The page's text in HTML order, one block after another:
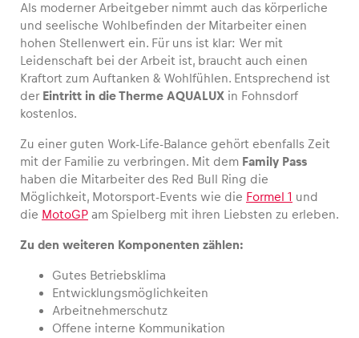
Fahrzeug
Alle anzeigen
Business
Als moderner Arbeitgeber nimmt auch das körperliche
und seelische Wohlbefinden der Mitarbeiter einen
hohen Stellenwert ein. Für uns ist klar: Wer mit
Leidenschaft bei der Arbeit ist, braucht auch einen
Kraftort zum Auftanken & Wohlfühlen. Entsprechend ist
der Eintritt in die Therme AQUALUX in Fohnsdorf
kostenlos.
Zu einer guten Work-Life-Balance gehört ebenfalls Zeit
mit der Familie zu verbringen. Mit dem Family Pass
haben die Mitarbeiter des Red Bull Ring die
Möglichkeit, Motorsport-Events wie die Formel 1 und
die MotoGP am Spielberg mit ihren Liebsten zu erleben.
Zu den weiteren Komponenten zählen:
Gutes Betriebsklima
Entwicklungsmöglichkeiten
Arbeitnehmerschutz
Offene interne Kommunikation